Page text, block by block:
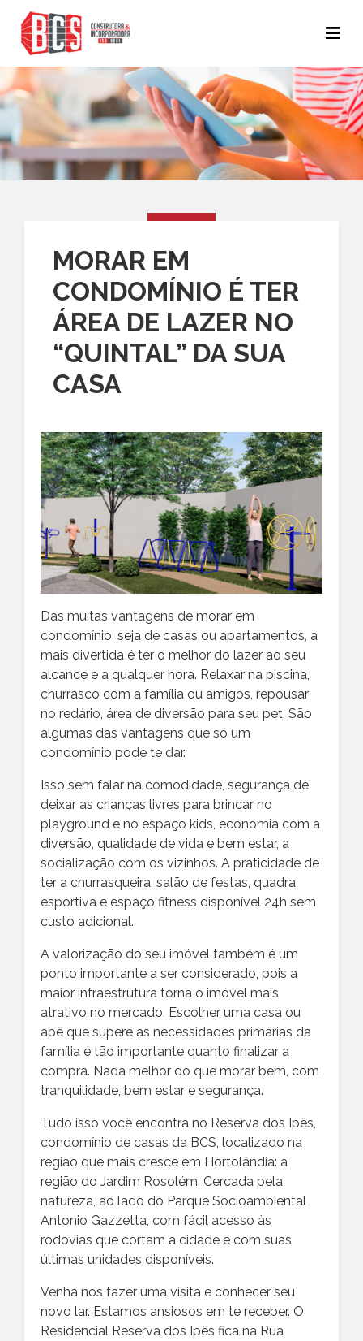
MORAR EM
CONDOMÍNIO É TER
ÁREA DE LAZER NO
“QUINTAL” DA SUA
CASA
Das muitas vantagens de morar em
condomínio, seja de casas ou apartamentos, a
mais divertida é ter o melhor do lazer ao seu
alcance e a qualquer hora. Relaxar na piscina,
churrasco com a família ou amigos, repousar
no redário, área de diversão para seu pet. São
algumas das vantagens que só um
condomínio pode te dar.
Isso sem falar na comodidade, segurança de
deixar as crianças livres para brincar no
playground e no espaço kids, economia com a
diversão, qualidade de vida e bem estar, a
socialização com os vizinhos. A praticidade de
ter a churrasqueira, salão de festas, quadra
esportiva e espaço fitness disponível 24h sem
custo adicional.
A valorização do seu imóvel também é um
ponto importante a ser considerado, pois a
maior infraestrutura torna o imóvel mais
atrativo no mercado. Escolher uma casa ou
apê que supere as necessidades primárias da
família é tão importante quanto finalizar a
compra. Nada melhor do que morar bem, com
tranquilidade, bem estar e segurança.
Tudo isso você encontra no Reserva dos Ipês,
condomínio de casas da BCS, localizado na
região que mais cresce em Hortolândia: a
região do Jardim Rosolém. Cercada pela
natureza, ao lado do Parque Socioambiental
Antonio Gazzetta, com fácil acesso às
rodovias que cortam a cidade e com suas
últimas unidades disponíveis.
Venha nos fazer uma visita e conhecer seu
novo lar. Estamos ansiosos em te receber. O
Residencial Reserva dos Ipês fica na Rua